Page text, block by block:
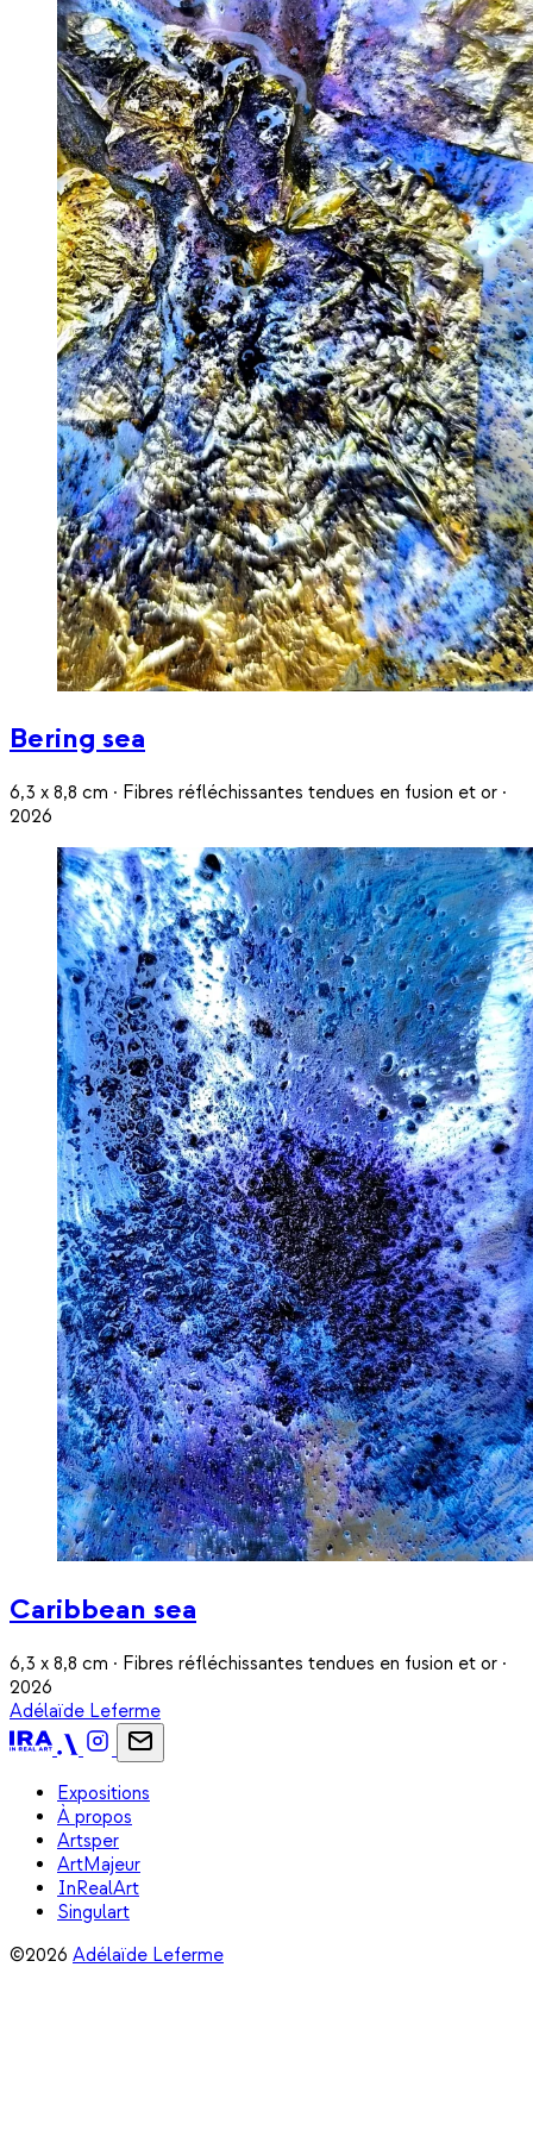
Bering sea
6,3 x 8,8 cm · Fibres réfléchissantes tendues en fusion et or ·
2026
Caribbean sea
6,3 x 8,8 cm · Fibres réfléchissantes tendues en fusion et or ·
2026
Adélaïde Leferme
Expositions
À propos
Artsper
ArtMajeur
InRealArt
Singulart
©2026 Adélaïde Leferme